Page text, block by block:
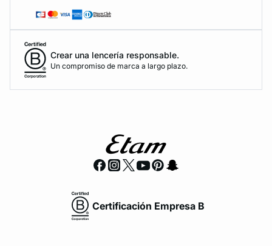
Crear una lencería responsable.
Un compromiso de marca a largo plazo.
Certificación Empresa B